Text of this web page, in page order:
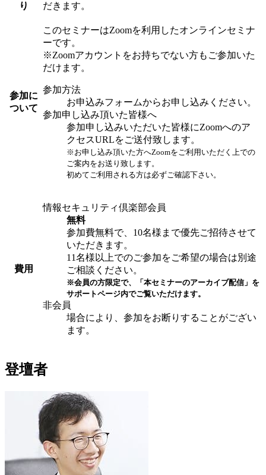
り
だきます。
参加に
ついて
このセミナーはZoomを利用したオンラインセミナ
ーです。
※Zoomアカウントをお持ちでない方もご参加いた
だけます。
参加方法
お申込みフォームからお申し込みください。
参加申し込み頂いた皆様へ
参加申し込みいただいた皆様にZoomへのア
クセスURLをご送付致します。
※お申し込み頂いた方へZoomをご利用いただく上での
ご案内をお送り致します。
初めてご利用される方は必ずご確認下さい。
費用
情報セキュリティ倶楽部会員
無料
参加費無料で、10名様まで優先ご招待させて
いただきます。
11名様以上でのご参加をご希望の場合は別途
ご相談ください。
※会員の方限定で、「本セミナーのアーカイブ配信」を
サポートページ内でご覧いただけます。
非会員
場合により、参加をお断りすることがござい
ます。
登壇者